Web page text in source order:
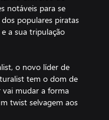
notáveis para se
populares piratas
a sua tripulação
o novo líder de
tem o dom de
vai mudar a forma
twist selvagem aos